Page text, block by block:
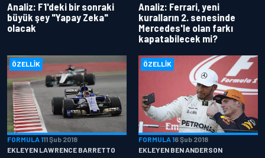
Analiz: F1'deki bir sonraki
büyük şey "Yapay Zeka"
olacak
Analiz: Ferrari, yeni
kuralların 2. senesinde
Mercedes'le olan farkı
kapatabilecek mi?
ÖZELLIK
FORMULA 111 Şub 2018
EKLEYEN LAWRENCE BARRETTO
ÖZELLIK
FORMULA 16 Şub 2018
EKLEYEN BEN ANDERSON